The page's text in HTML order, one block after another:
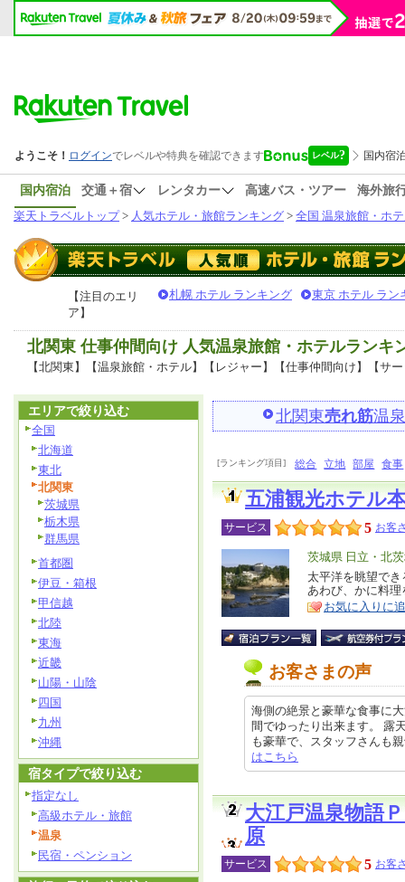
国内宿泊 交通＋宿 レンタカー 高速バス・ツアー
海外旅
楽天トラベルトップ> 人気ホテル・旅館ランキング > 全国 温泉旅館・ホ
【注目のエリ
ア】
札幌 ホテル ランキング 東京 ホテル ラン
北関東 仕事仲間向け 人気温泉旅館・ホテルランキ
【北関東】【温泉旅館・ホテル】【レジャー】【仕事仲間向け】【サ
北関東売れ筋温
[ランキング項目] 総合 立地 部屋 食事
五浦観光ホテル
サービス 5 お客
エ
リ
ア
茨城県 日立・北
特
徴
太平洋を眺望で
あわび、かに料
お気に入りに
お客さまの声
海側の絶景と豪華な食事に
間でゆったり出来ます。 露
も豪華で、スタッフさんも
はこちら
大江戸温泉物語
原
サービス 5 お客
エリアで絞り込む
全国
北海道
東北
北関東
茨城県
栃木県
群馬県
首都圏
伊豆・箱根
甲信越
北陸
東海
近畿
山陽・山陰
四国
九州
沖縄
宿タイプで絞り込む
指定なし
高級ホテル・旅館
温泉
民宿・ペンション